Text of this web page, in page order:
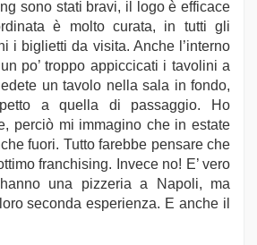
sono stati bravi, il logo è efficace
è molto curata, in tutti gli
i biglietti da visita. Anche l’interno
po’ troppo appiccicati i tavolini a
un tavolo nella sala in fondo,
a quella di passaggio. Ho
perciò mi immagino che in estate
fuori. Tutto farebbe pensare che
franchising. Invece no! E’ vero
una pizzeria a Napoli, ma
seconda esperienza. E anche il